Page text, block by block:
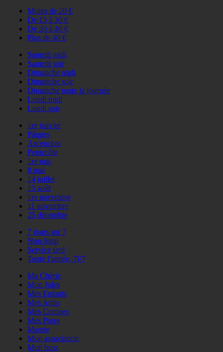
Moins de 20 €
De 15 à 30 €
De 30 à 40 €
Plus de 40 €
Samedi midi
Samedi soir
Dimanche midi
Dimanche soir
Dimanche toute la journée
Lundi midi
Lundi soir
1er janvier
Pâques
Ascencion
Pentecôte
1er mai
8 mai
14 juillet
15 août
1er novembre
11 novembre
25 décembre
7 jours sur 7
Non-Stop
Service tard
Toute l'année, 7j/7
Ma Chérie
Mon Jules
Mes Enfants
Mes Amis
Mes Copines
Mes Potes
Mamie
Mon association
Mon boss